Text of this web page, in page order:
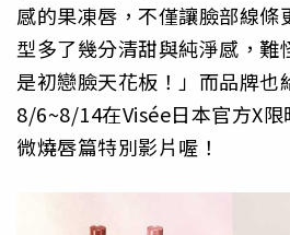
感的果凍唇，不僅讓臉部線條
型多了幾分清甜與純淨感，難
是初戀臉天花板！」而品牌也
8/6~8/14在Visée日本官方X
微燒唇篇特別影片喔！